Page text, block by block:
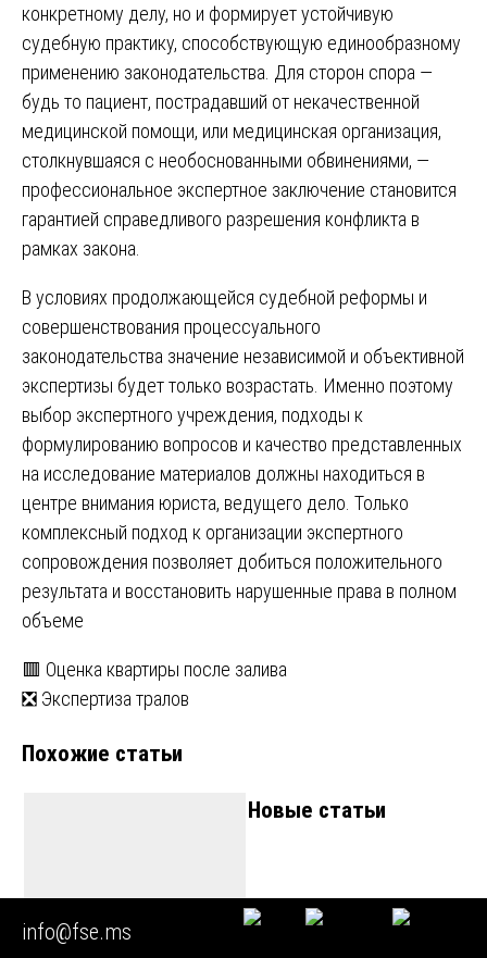
конкретному делу, но и формирует устойчивую
судебную практику, способствующую единообразному
применению законодательства. Для сторон спора —
будь то пациент, пострадавший от некачественной
медицинской помощи, или медицинская организация,
столкнувшаяся с необоснованными обвинениями, —
профессиональное экспертное заключение становится
гарантией справедливого разрешения конфликта в
рамках закона.
В условиях продолжающейся судебной реформы и
совершенствования процессуального
законодательства значение независимой и объективной
экспертизы будет только возрастать. Именно поэтому
выбор экспертного учреждения, подходы к
формулированию вопросов и качество представленных
на исследование материалов должны находиться в
центре внимания юриста, ведущего дело. Только
комплексный подход к организации экспертного
сопровождения позволяет добиться положительного
результата и восстановить нарушенные права в полном
объеме
Навигация
по
записям
🟥 Оценка квартиры после залива
❎ Экспертиза тралов
Похожие статьи
Новые статьи
🟥 Экспертиза
info@fse.ms